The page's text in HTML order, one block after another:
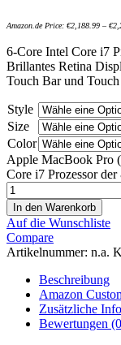
Amazon.de Price: €2,188.99 – €
6‑Core Intel Core i7
Brillantes Retina
Touch Bar und
Style
Size
Color
Apple MacBook Pro
Core i7 Prozessor
In den Warenkorb
Auf die Wunschliste
Compare
Artikelnummer: n.a.
Beschreibung
Amazon
Zusätzliche
Bewertungen